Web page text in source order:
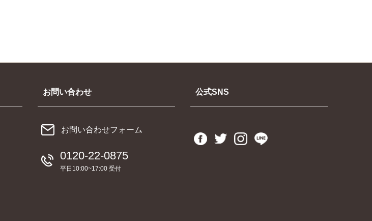
お問い合わせ
お問い合わせフォーム
0120-22-0875
平日10:00~17:00 受付
公式SNS